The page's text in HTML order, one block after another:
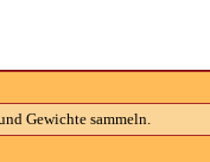
Gewichte sammeln.